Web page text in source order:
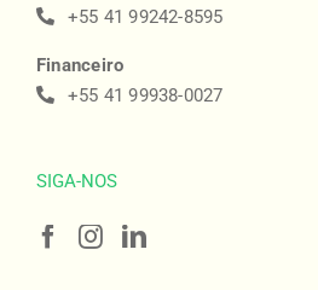
+55 41 99242-8595
Financeiro
+55 41 99938-0027
SIGA-NOS